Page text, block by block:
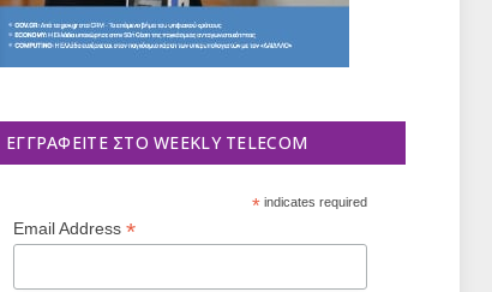
ΕΓΓΡΑΦΕΊΤΕ ΣΤΟ WEEKLY TELECOM
*indicates required
Email Address *